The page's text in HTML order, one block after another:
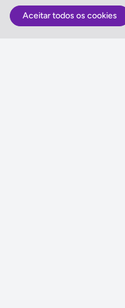
Aceitar todos os cookies